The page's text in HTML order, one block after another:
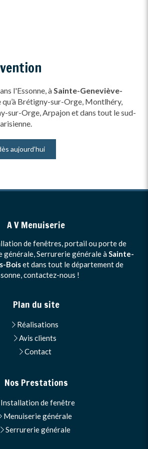
l'Essonne, àSainte-Geneviève-
qu’à Brétigny-sur-Orge, Montlhéry,
sur-Orge, Arpajon et dans tout le sud-
aujourd’hui
A V Menuiserie
de fenêtres, portail ou porte de
générale, Serrurerie générale àSainte-
Boiset dans tout le département de
contactez-nous !
Plan du site
Réalisations
Avis clients
Contact
Nos Prestations
Installation de fenêtre
Menuiserie générale
Serrurerie générale